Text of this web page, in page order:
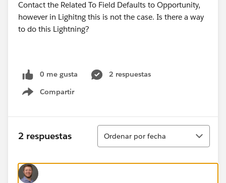
Contact the Related To Field Defaults to Opportunity,
however in Lighitng this is not the case. Is there a way
to do this Lightning?
0 me gusta
2 respuestas
Compartir
Show menu
2 respuestas
Ordenar
Ordenar por fecha